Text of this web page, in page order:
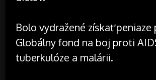
Bolo vydražené získať peniaze
Globálny fond na boj proti
tuberkulóze a malárii.